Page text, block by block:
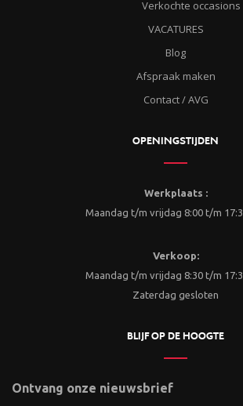
Verkochte occasions
VACATURES
Blog
Afspraak maken
Contact / AVG
OPENINGSTIJDEN
Werkplaats :
Maandag t/m vrijdag 8:00 t/m
Verkoop:
Maandag t/m vrijdag 8:30 t/m
Zaterdag gesloten
BLIJF OP DE HOOGTE
Ontvang onze nieuwsbrief